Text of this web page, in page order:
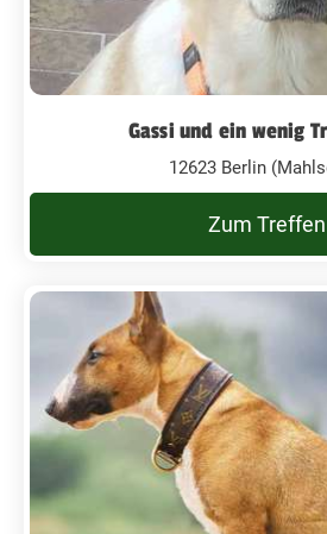
Gassi und ein wenig
12623 Berlin
Zum Treffen